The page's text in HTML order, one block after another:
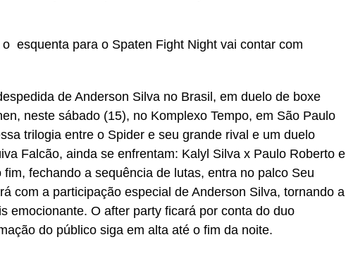
esquenta para o Spaten Fight Night vai contar com
de Anderson Silva no Brasil, em duelo de boxe
neste sábado (15), no Komplexo Tempo, em São Paulo
trilogia entre o Spider e seu grande rival e um duelo
Falcão, ainda se enfrentam: Kalyl Silva x Paulo Roberto e
fechando a sequência de lutas, entra no palco Seu
com a participação especial de Anderson Silva, tornando a
emocionante. O after party ficará por conta do duo
do público siga em alta até o fim da noite.